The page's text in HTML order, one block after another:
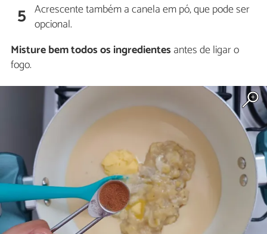
5 Acrescente também a canela em pó, que pode ser
opcional.
Misture bem todos os ingredientes antes de ligar o
fogo.